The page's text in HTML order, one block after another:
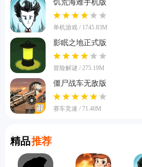
饥荒海难手机版
单机游戏 / 1745.83M
影眠之地正式版
冒险解谜 / 275.19M
僵尸战车无敌版
赛车竞速 / 71.40M
精品推荐
Recommend